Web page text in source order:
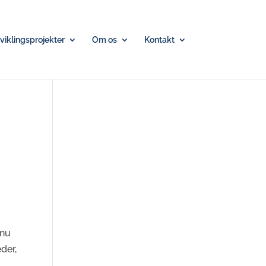
Om os Kontakt